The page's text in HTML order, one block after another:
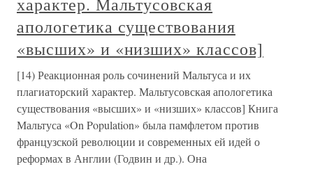
апологетика существования
«высших» и «низших» классов]
[14) Реакционная роль сочинений Мальтуса и их
плагиаторский характер. Мальтусовская апологетика
существования «высших» и «низших» классов] Книга
Мальтуса «On Population» была памфлетом против
французской революции и современных ей идей о
реформах в Англии (Годвин и др.). Она